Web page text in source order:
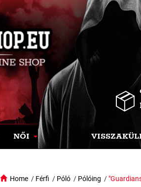
NŐI
Home / Férfi / Póló / Pólóing /